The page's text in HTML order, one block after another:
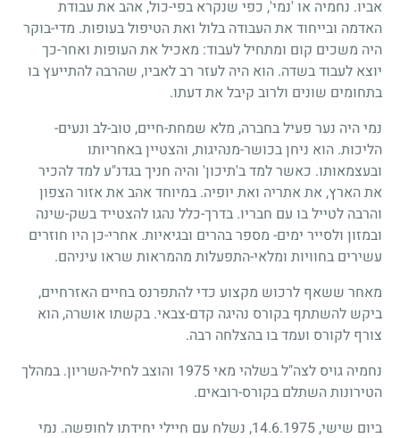
אביו. נחמיה או 'נמי', כפי שנקרא בפי-כול, אהב את עבודת
האדמה ובייחוד את העבודה בלול ואת הטיפול בעופות. מדי-בוקר
היה משכים קום ומתחיל לעבוד: מאכיל את העופות ואחר-כך
יוצא לעבוד בשדה. הוא היה לעזר רב לאביו, שהרבה להתייעץ בו
בתחומים שונים ולרוב קיבל את דעתו.
נמי היה נער פעיל בחברה, מלא שמחת-חיים, טוב-לב ונעים-
הליכות. הוא ניחן בכושר-מנהיגות, והצטיין באחריותו
ובעצמאותו. כאשר למד ב'תיכון' והיה חניך בגדנ"ע למד להכיר
את הארץ, את אתריה ואת יופיה. במיוחד אהב את אזור הצפון
והרבה לטייל בו עם חבריו. בדרך-כלל נהגו להצטייד בשק-שינה
ובמזון ולסייר ימים- מספר בהרים ובגיאיות. אחרי-כן היו חוזרים
עשירים בחוויות ומלאי-התפעלות מהמראות שראו עיניהם.
מאחר ששאף לרכוש מקצוע כדי להתפרנס בחיים האזרחיים,
ביקש להשתתף בקורס נהיגה קדם-צבאי. בקשתו אושרה, הוא
צורף לקורס ועמד בו בהצלחה רבה.
נחמיה גויס לצה"ל בשלהי מאי1975 והוצב לחיל-השריון. במהלך
הטירונות השתלם בקורס-רובאים.
ביום שישי,14.6.1975, נשלח עם חיילי יחידתו לחופשה. נמי